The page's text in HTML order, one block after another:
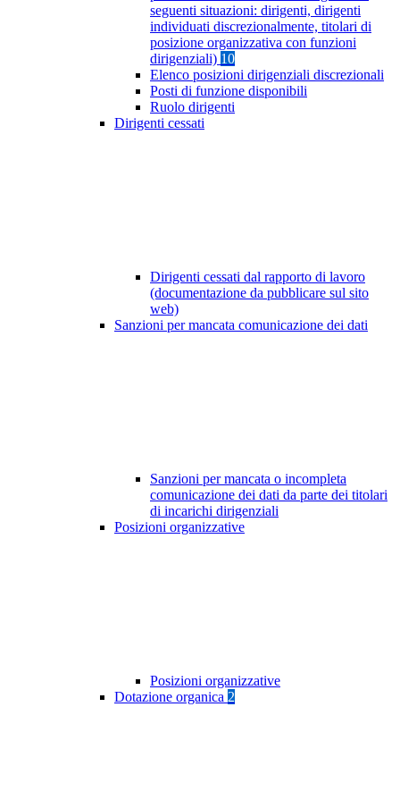
seguenti situazioni: dirigenti, dirigenti
individuati discrezionalmente, titolari di
posizione organizzativa con funzioni
dirigenziali) 10
Elenco posizioni dirigenziali discrezionali
Posti di funzione disponibili
Ruolo dirigenti
Dirigenti cessati
Dirigenti cessati dal rapporto di lavoro
(documentazione da pubblicare sul sito
web)
Sanzioni per mancata comunicazione dei dati
Sanzioni per mancata o incompleta
comunicazione dei dati da parte dei titolari
di incarichi dirigenziali
Posizioni organizzative
Posizioni organizzative
Dotazione organica 2